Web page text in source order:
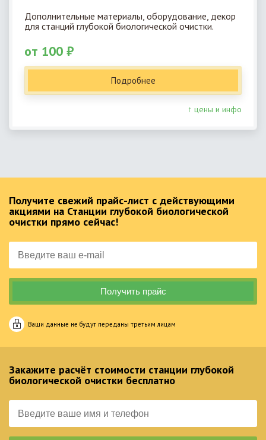
Дополнительные материалы, оборудование, декор
для станций глубокой биологической очистки.
от 100 ₽
Подробнее
↑ цены и инфо
Получите свежий прайс-лист с действующими
акциями на Станции глубокой биологической
очистки прямо сейчас!
Ваши данные не будут переданы третьим лицам
Закажите расчёт стоимости станции глубокой
биологической очистки бесплатно